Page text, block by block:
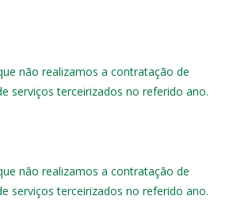
não realizamos a contratação de
serviços terceirizados no referido ano.
não realizamos a contratação de
serviços terceirizados no referido ano.